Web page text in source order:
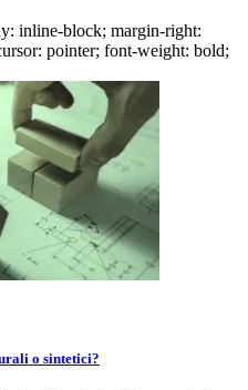
inline-block; margin-right:
pointer; font-weight: bold;
o sintetici?